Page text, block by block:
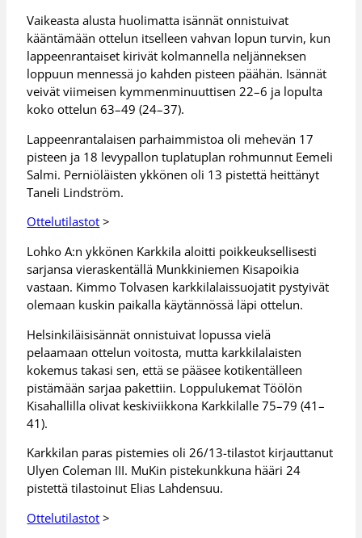
Vaikeasta alusta huolimatta isännät onnistuivat
kääntämään ottelun itselleen vahvan lopun turvin, kun
lappeenrantaiset kirivät kolmannella neljänneksen
loppuun mennessä jo kahden pisteen päähän. Isännät
veivät viimeisen kymmenminuuttisen 22–6 ja lopulta
koko ottelun 63–49 (24–37).
Lappeenrantalaisen parhaimmistoa oli mehevän 17
pisteen ja 18 levypallon tuplatuplan rohmunnut Eemeli
Salmi. Perniöläisten ykkönen oli 13 pistettä heittänyt
Taneli Lindström.
Ottelutilastot >
Lohko A:n ykkönen Karkkila aloitti poikkeuksellisesti
sarjansa vieraskentällä Munkkiniemen Kisapoikia
vastaan. Kimmo Tolvasen karkkilalaissuojatit pystyivät
olemaan kuskin paikalla käytännössä läpi ottelun.
Helsinkiläisisännät onnistuivat lopussa vielä
pelaamaan ottelun voitosta, mutta karkkilalaisten
kokemus takasi sen, että se pääsee kotikentälleen
pistämään sarjaa pakettiin. Loppulukemat Töölön
Kisahallilla olivat keskiviikkona Karkkilalle 75–79 (41–
41).
Karkkilan paras pistemies oli 26/13-tilastot kirjauttanut
Ulyen Coleman III. MuKin pistekunkkuna hääri 24
pistettä tilastoinut Elias Lahdensuu.
Ottelutilastot >